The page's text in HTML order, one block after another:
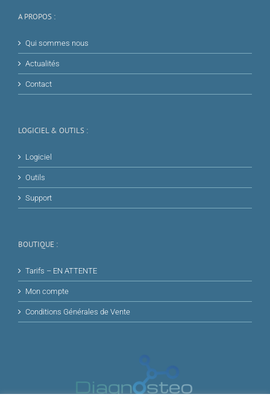
A PROPOS :
Qui sommes nous
Actualités
Contact
LOGICIEL & OUTILS :
Logiciel
Outils
Support
BOUTIQUE :
Tarifs – EN ATTENTE
Mon compte
Conditions Générales de Vente